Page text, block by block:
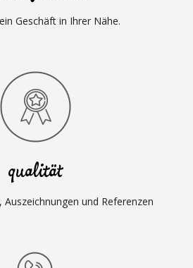
Geschäft in Ihrer Nähe.
qualität
und Referenzen